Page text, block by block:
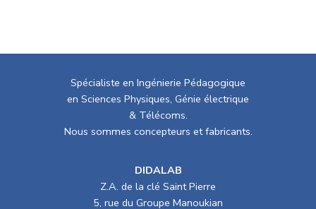
Spécialiste en Ingénierie Pédagogique
en Sciences Physiques, Génie électrique
& Télécoms.
Nous sommes concepteurs et fabricants.
DIDALAB
Z.A. de la clé Saint Pierre
5, rue du Groupe Manoukian